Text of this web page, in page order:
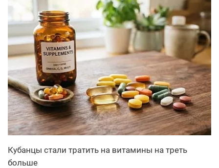
Кубанцы стали тратить на витамины на треть
больше